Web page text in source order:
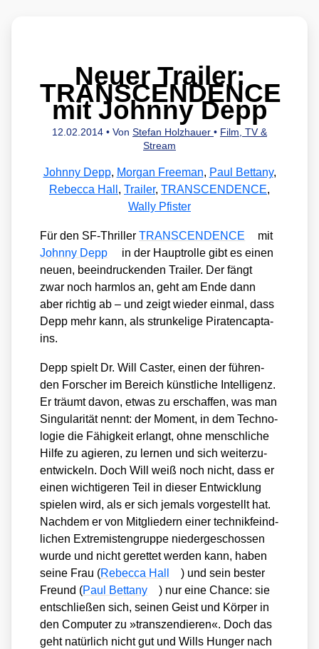
Neuer Trailer:
TRANSCENDENCE
mit Johnny Depp
12.02.2014 • Von Stefan Holzhauer • Film, TV &
Stream
Johnny Depp, Morgan Freeman, Paul Bettany,
Rebecca Hall , Trailer, TRANSCENDENCE,
Wally Pfister
Für den SF-Thril­lerTRANSCENDENCE
mit
John­ny Depp
in der Haupt­rol­le gibt es einen
neu­en, beein­dru­cken­den Trai­ler. Der fängt
zwar noch harm­los an, geht am Ende dann
aber rich­tig ab – und zeigt wie­der ein­mal, dass
Depp mehr kann, als strun­ke­li­ge Pira­ten­cap­ta­
ins.
Depp spielt Dr. Will Cas­ter, einen der füh­ren­
den For­scher im Bereich künst­li­che Intel­li­genz.
Er träumt davon, etwas zu erschaf­fen, was man
Sin­gu­la­ri­tät nennt: der Moment, in dem Tech­no­
lo­gie die Fähig­keit erlangt, ohne mensch­li­che
Hil­fe zu agie­ren, zu ler­nen und sich wei­ter­zu­
ent­wi­ckeln. Doch Will weiß noch nicht, dass er
einen wich­ti­ge­ren Teil in die­ser Ent­wick­lung
spie­len wird, als er sich jemals vor­ge­stellt hat.
Nach­dem er von Mit­glie­dern einer tech­nik­feind­
li­chen Extre­mis­ten­grup­pe nie­der­ge­schos­sen
wur­de und nicht geret­tet wer­den kann, haben
sei­ne Frau (Rebec­ca Hall
) und sein bes­ter
Freund (Paul Bet­ta­ny
) nur eine Chan­ce: sie
ent­schlie­ßen sich, sei­nen Geist und Kör­per in
den Com­pu­ter zu »tran­szen­die­ren«. Doch das
geht natür­lich nicht gut und Wills Hun­ger nach